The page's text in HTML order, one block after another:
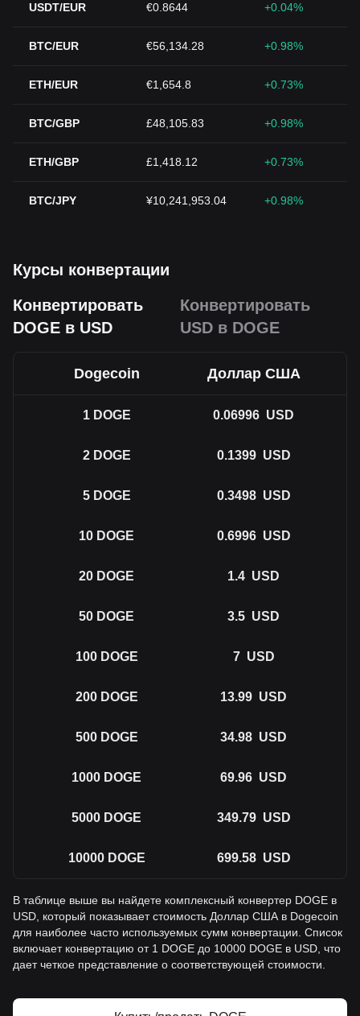
USDT/EUR €0.8644 +0.04%
BTC/EUR €56,134.28 +0.98%
ETH/EUR €1,654.8 +0.73%
BTC/GBP £48,105.83 +0.98%
ETH/GBP £1,418.12 +0.73%
BTC/JPY ¥10,241,953.04 +0.98%
Курсы конвертации
Конвертировать
DOGE в USD
Конвертировать
USD в DOGE
Dogecoin Доллар США
1 DOGE 0.06996 USD
2 DOGE 0.1399 USD
5 DOGE 0.3498 USD
10 DOGE 0.6996 USD
20 DOGE 1.4 USD
50 DOGE 3.5 USD
100 DOGE 7 USD
200 DOGE 13.99 USD
500 DOGE 34.98 USD
1000 DOGE 69.96 USD
5000 DOGE 349.79 USD
10000 DOGE 699.58 USD
В таблице выше вы найдете комплексный конвертер DOGE в
USD, который показывает стоимость Доллар США в Dogecoin
для наиболее часто используемых сумм конвертации. Список
включает конвертацию от 1 DOGE до 10000 DOGE в USD, что
дает четкое представление о соответствующей стоимости.